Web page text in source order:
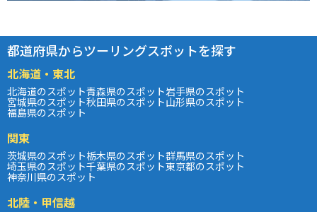
都道府県からツーリングスポットを探す
北海道・東北
北海道のスポット青森県のスポット岩手県のスポット
宮城県のスポット秋田県のスポット山形県のスポット
福島県のスポット
関東
茨城県のスポット栃木県のスポット群馬県のスポット
埼玉県のスポット千葉県のスポット東京都のスポット
神奈川県のスポット
北陸・甲信越